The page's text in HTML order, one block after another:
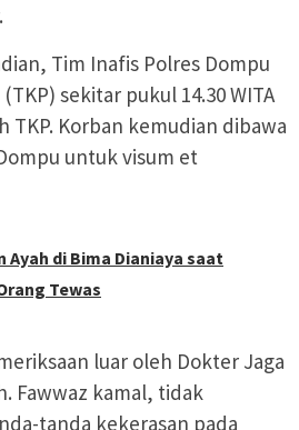
Tim Inafis Polres Dompu
sekitar pukul 14.30 WITA
TKP. Korban kemudian dibawa
untuk visum et
Ayah di Bima Dianiaya saat
Tewas
luar oleh Dokter Jaga
Fawwaz kamal, tidak
tanda kekerasan pada